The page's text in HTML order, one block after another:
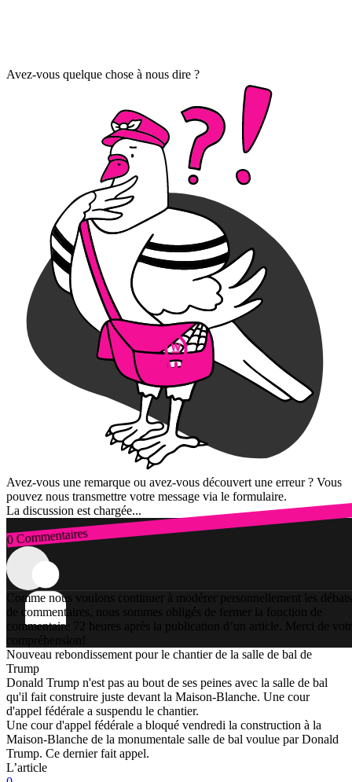
Avez-vous quelque chose à nous dire ?
Avez-vous une remarque ou avez-vous découvert une erreur ? Vous
pouvez nous transmettre votre message via le formulaire.
La discussion est chargée...
0 Commentaires
Connexion
Comme nous voulons continuer à modérer personnellement les débats
de commentaires, nous sommes obligés de fermer la fonction de
commentaire 72 heures après la publication d’un article. Merci de
compréhension!
Nouveau rebondissement pour le chantier de la salle de bal de
Trump
Donald Trump n'est pas au bout de ses peines avec la salle de bal
qu'il fait construire juste devant la Maison-Blanche. Une cour
d'appel fédérale a suspendu le chantier.
Une cour d'appel fédérale a bloqué vendredi la construction à la
Maison-Blanche de la monumentale salle de bal voulue par Donald
Trump. Ce dernier fait appel.
L’article